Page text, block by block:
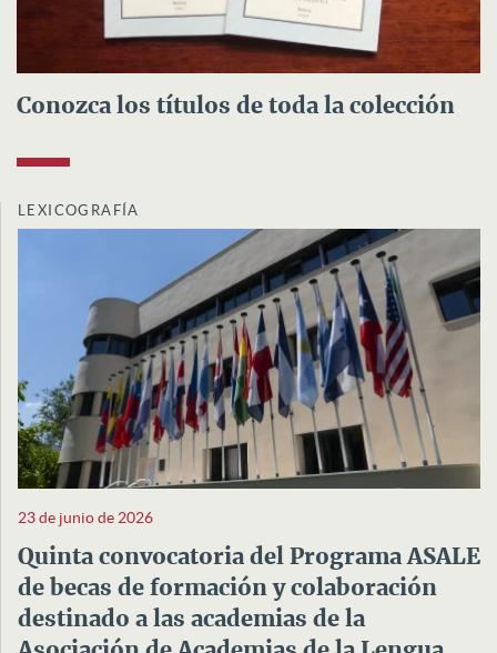
Conozca los títulos de toda la colección
LEXICOGRAFÍA
23 de junio de 2026
Quinta convocatoria del Programa ASALE
de becas de formación y colaboración
destinado a las academias de la